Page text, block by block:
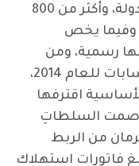
بأربعة مليار يورو من الديون إزاء الدولة، وأكثر من 800
وفيما يخص
رسمية، ومن
ضمنها تقرير المجلس الأعلى للحسابات للعام 2014،
اقترفها
صمت السلطاتِ
من الربط
فاتورات استهلاك